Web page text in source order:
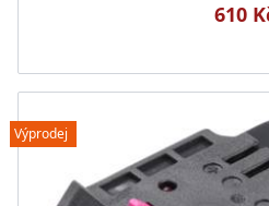
610
Výprodej